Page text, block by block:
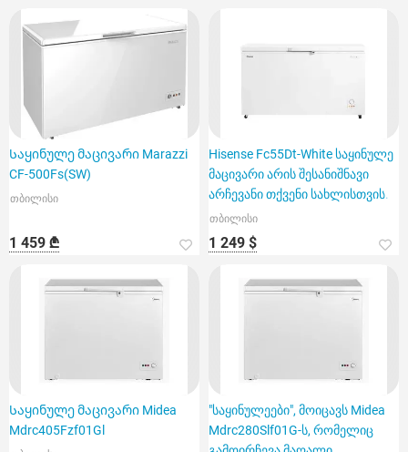
Საყინულე მაცივარი Marazzi
CF-500Fs(SW)
თბილისი
1 459 ₾
Hisense Fc55Dt-White საყინულე
მაცივარი არის შესანიშნავი
არჩევანი თქვენი სახლისთვის.
თბილისი
1 249 $
Საყინულე მაცივარი Midea
Mdrc405Fzf01Gl
"საყინულეები", მოიცავს Midea
Mdrc280Slf01G-ს, რომელიც